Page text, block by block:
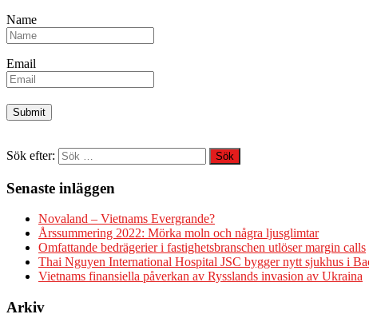
Name
Email
Sök efter:
Senaste inläggen
Novaland – Vietnams Evergrande?
Årssummering 2022: Mörka moln och några ljusglimtar
Omfattande bedrägerier i fastighetsbranschen utlöser margin calls
Thai Nguyen International Hospital JSC bygger nytt sjukhus i
Vietnams finansiella påverkan av Rysslands invasion av Ukraina
Arkiv